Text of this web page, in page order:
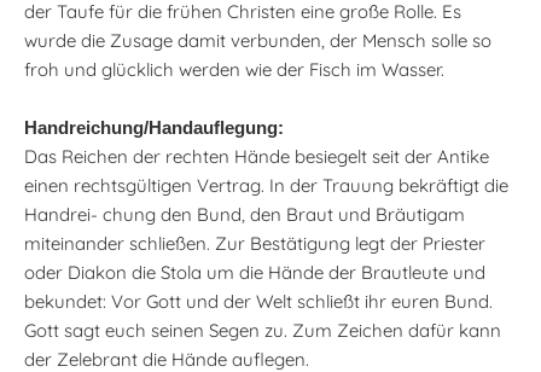
der Taufe für die frühen Christen eine große Rolle. Es
wurde die Zusage damit verbunden, der Mensch solle so
froh und glücklich werden wie der Fisch im Wasser.
Handreichung/Handauflegung:
Das Reichen der rechten Hände besiegelt seit der Antike
einen rechtsgültigen Vertrag. In der Trauung bekräftigt die
Handrei- chung den Bund, den Braut und Bräutigam
miteinander schließen. Zur Bestätigung legt der Priester
oder Diakon die Stola um die Hände der Brautleute und
bekundet: Vor Gott und der Welt schließt ihr euren Bund.
Gott sagt euch seinen Segen zu. Zum Zeichen dafür kann
der Zelebrant die Hände auflegen.